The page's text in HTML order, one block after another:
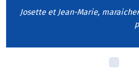
Josette et Jean-Marie,